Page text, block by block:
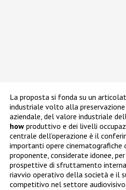
La proposta si fonda su un
industriale volto alla
aziendale, del valore industriale
how produttivo e dei livelli
centrale dell’operazione è il
importanti opere cinematografiche
proponente, considerate idonee,
prospettive di sfruttamento
riavvio operativo della società e il
competitivo nel settore